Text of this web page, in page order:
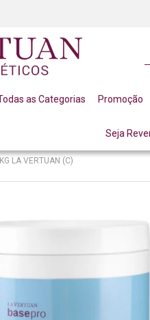
as Categorias Promoção
Seja
MASSOTERAPEUTAS / ESTETICISTAS
LA VERTUAN (C)